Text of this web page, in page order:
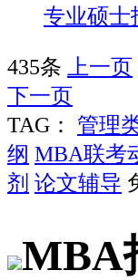
专业硕士
435条 上一页
下一页
TAG： 管理
纲 MBA联考
剂 论文辅导
MBA